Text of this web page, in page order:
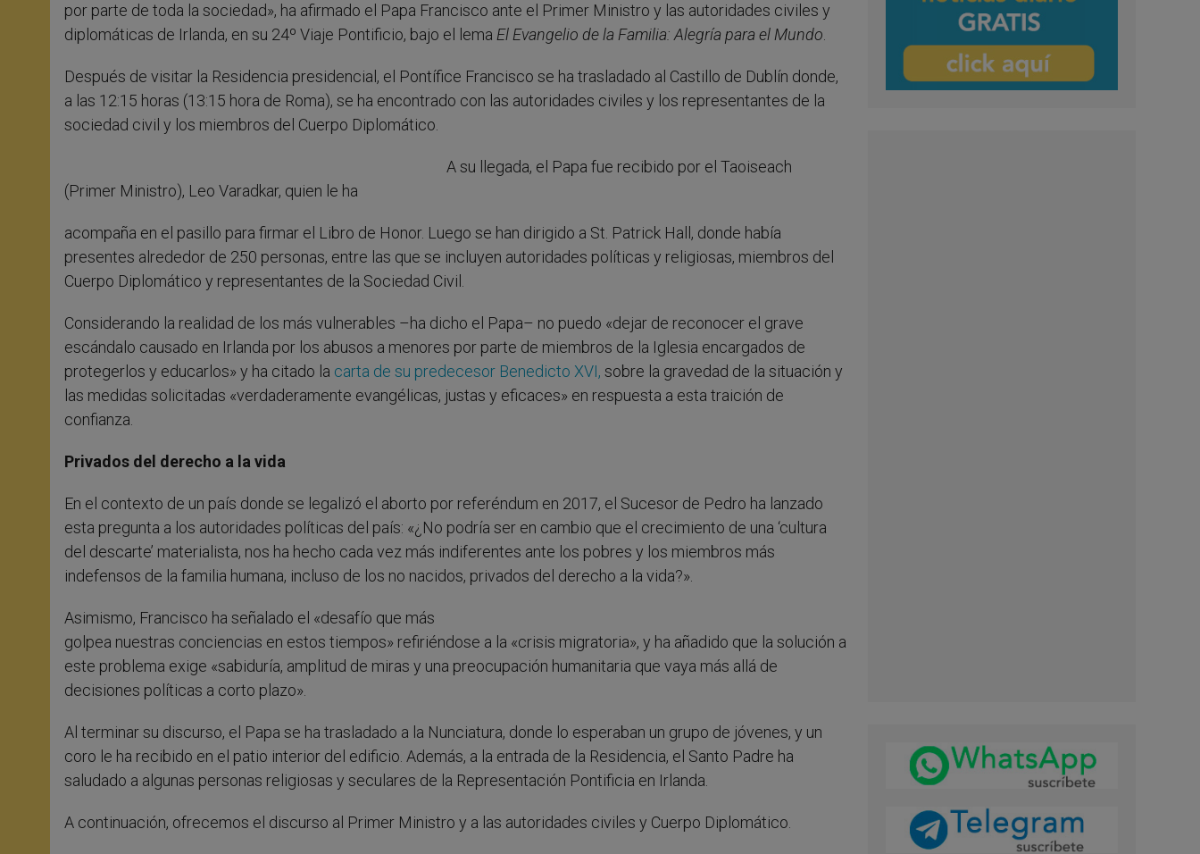
por parte de toda la sociedad», ha afirmado el Papa Francisco ante el Primer Ministro y las autoridades civiles y
diplomáticas de Irlanda, en su 24º Viaje Pontificio, bajo el lema El Evangelio de la Familia: Alegría para el Mundo.
Después de visitar la Residencia presidencial, el Pontífice Francisco se ha trasladado al Castillo de Dublín donde,
a las 12:15 horas (13:15 hora de Roma), se ha encontrado con las autoridades civiles y los representantes de la
sociedad civil y los miembros del Cuerpo Diplomático.
A su llegada, el Papa fue recibido por el Taoiseach
(Primer Ministro), Leo Varadkar, quien le ha
acompaña en el pasillo para firmar el Libro de Honor. Luego se han dirigido a St. Patrick Hall, donde había
presentes alrededor de 250 personas, entre las que se incluyen autoridades políticas y religiosas, miembros del
Cuerpo Diplomático y representantes de la Sociedad Civil.
Considerando la realidad de los más vulnerables –ha dicho el Papa– no puedo «dejar de reconocer el grave
escándalo causado en Irlanda por los abusos a menores por parte de miembros de la Iglesia encargados de
protegerlos y educarlos» y ha citado la carta de su predecesor Benedicto XVI, sobre la gravedad de la situación y
las medidas solicitadas «verdaderamente evangélicas, justas y eficaces» en respuesta a esta traición de
confianza.
Privados del derecho a la vida
En el contexto de un país donde se legalizó el aborto por referéndum en 2017, el Sucesor de Pedro ha lanzado
esta pregunta a los autoridades políticas del país: «¿No podría ser en cambio que el crecimiento de una ‘cultura
del descarte’ materialista, nos ha hecho cada vez más indiferentes ante los pobres y los miembros más
indefensos de la familia humana, incluso de los no nacidos, privados del derecho a la vida?».
Asimismo, Francisco ha señalado el «desafío que más
golpea nuestras conciencias en estos tiempos» refiriéndose a la «crisis migratoria», y ha añadido que la solución a
este problema exige «sabiduría, amplitud de miras y una preocupación humanitaria que vaya más allá de
decisiones políticas a corto plazo».
Al terminar su discurso, el Papa se ha trasladado a la Nunciatura, donde lo esperaban un grupo de jóvenes, y un
coro le ha recibido en el patio interior del edificio. Además, a la entrada de la Residencia, el Santo Padre ha
saludado a algunas personas religiosas y seculares de la Representación Pontificia en Irlanda.
A continuación, ofrecemos el discurso al Primer Ministro y a las autoridades civiles y Cuerpo Diplomático.